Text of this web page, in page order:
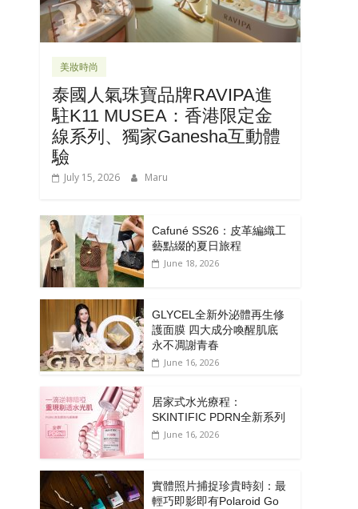
美妝時尚
泰國人氣珠寶品牌RAVIPA進
駐K11 MUSEA：香港限定金
線系列、獨家Ganesha互動體
驗
July 15, 2026 Maru
Cafuné SS26：皮革編織工
藝點綴的夏日旅程
June 18, 2026
GLYCEL全新外泌體再生修
護面膜 四大成分喚醒肌底
永不凋謝青春
June 16, 2026
居家式水光療程：
SKINTIFIC PDRN全新系列
June 16, 2026
實體照片捕捉珍貴時刻：最
輕巧即影即有Polaroid Go